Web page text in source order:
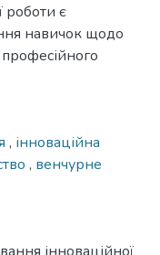
роботи є
навичок щодо
, інноваційна
, венчурне